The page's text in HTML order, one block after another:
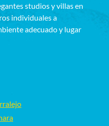
studios y villas en
individuales a
adecuado y lugar